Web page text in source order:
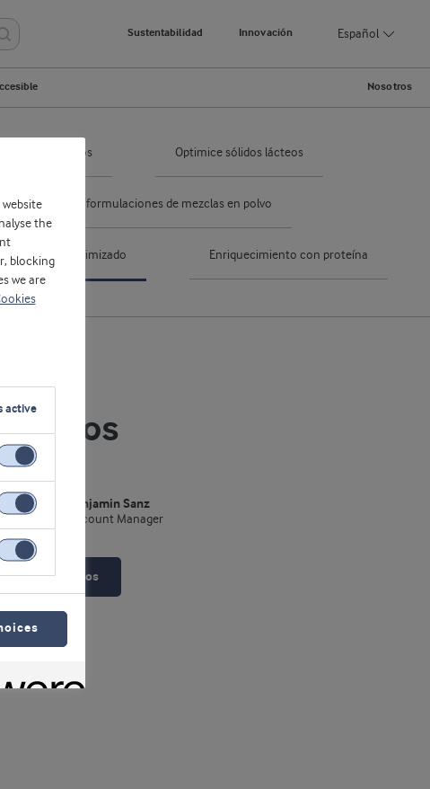
Sustentabilidad Innovación Español
Nosotros
recombinados Optimice sólidos lácteos
Optimice sus formulaciones de mezclas en polvo
Rendimiento optimizado Enriquecimiento con proteína
Benjamin Sanz
Account Manager
Contáctenos
the
blocking
we are
active